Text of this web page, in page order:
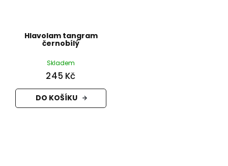
Hlavolam tangram
černobílý
Skladem
245 Kč
DO KOŠÍKU